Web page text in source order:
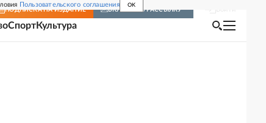
Пользовательского соглашения OK
ПОДПИСКА НА ИЗДАНИЕ ВКЛЮЧИТЬ РАССЫЛКУ
СпортКультура